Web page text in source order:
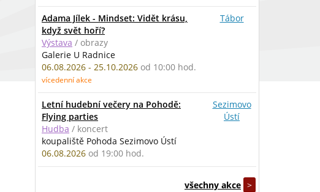
Adama Jílek - Mindset: Vidět krásu,
když svět hoří?
Výstava / obrazy
Galerie U Radnice
06.08.2026 - 25.10.2026 od 10:00 hod.
vícedenní akce
Tábor
Letní hudební večery na Pohodě:
Flying parties
Hudba / koncert
koupaliště Pohoda Sezimovo Ústí
06.08.2026 od 19:00 hod.
Sezimovo
Ústí
všechny akce >